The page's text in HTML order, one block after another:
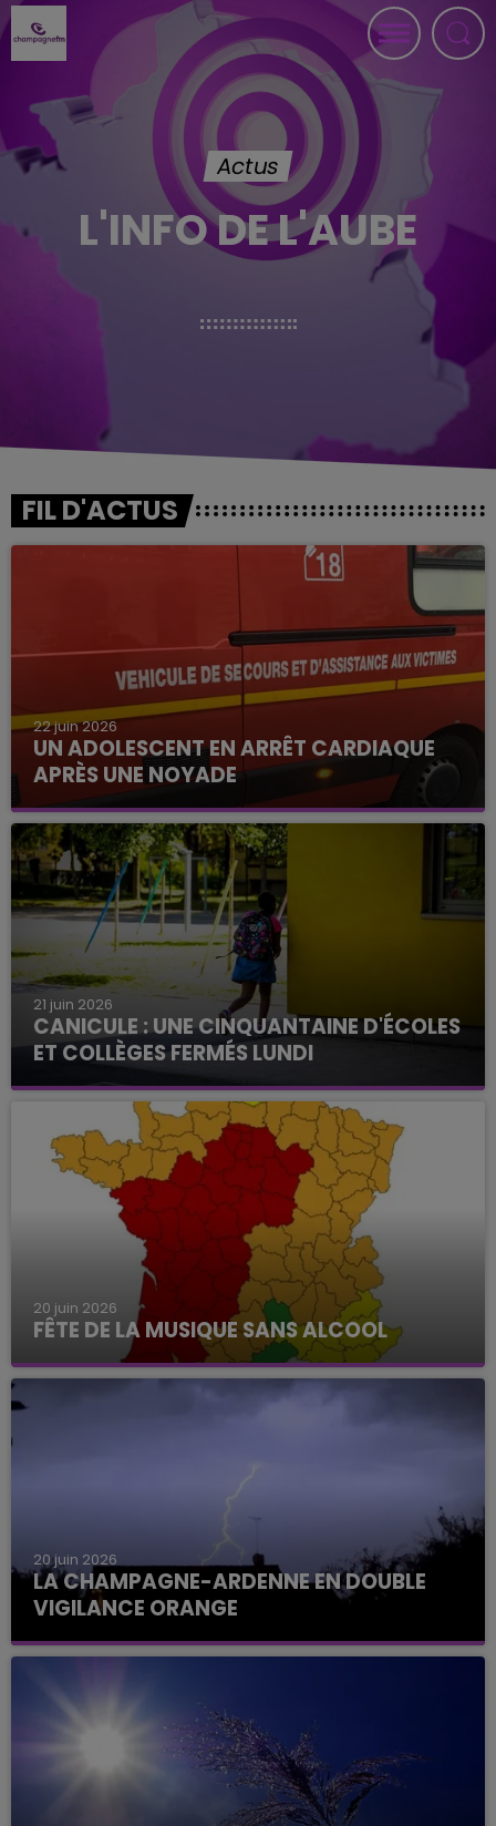
Actus
L'INFO DE L'AUBE
FIL D'ACTUS
22 juin 2026
UN ADOLESCENT EN ARRÊT CARDIAQUE
APRÈS UNE NOYADE
21 juin 2026
CANICULE : UNE CINQUANTAINE D'ÉCOLES
ET COLLÈGES FERMÉS LUNDI
20 juin 2026
FÊTE DE LA MUSIQUE SANS ALCOOL
20 juin 2026
LA CHAMPAGNE-ARDENNE EN DOUBLE
VIGILANCE ORANGE